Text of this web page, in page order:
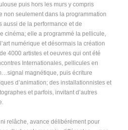
puis hors les murs y compris
non seulement dans la programmation
aussi de la performance et de
cinéma; elle a programmé la pellicule,
numérique et désormais la création
4000 artistes et oeuvres qui ont été
Internationales, pellicules en
magnétique, puis écriture
d’animation; des installationnistes et
et parfois, invitant d’autres
relâche, avance délibérément pour